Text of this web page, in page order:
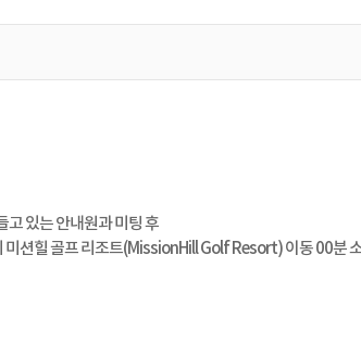
고 있는 안내원과 미팅 후
미션힐 골프 리조트(MissionHill Golf Resort) 이동 00분